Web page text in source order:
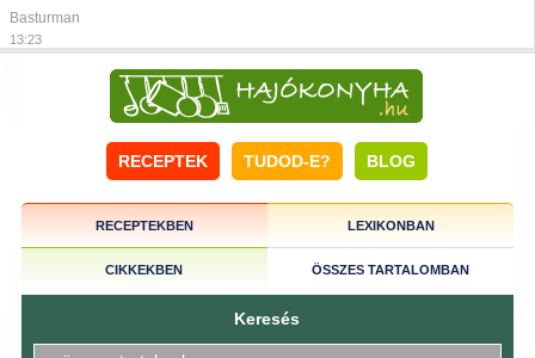
Basturman
13:23
RECEPTEK TUDOD-E? BLOG
RECEPTEKBEN LEXIKONBAN
CIKKEKBEN ÖSSZES TARTALOMBAN
Keresés